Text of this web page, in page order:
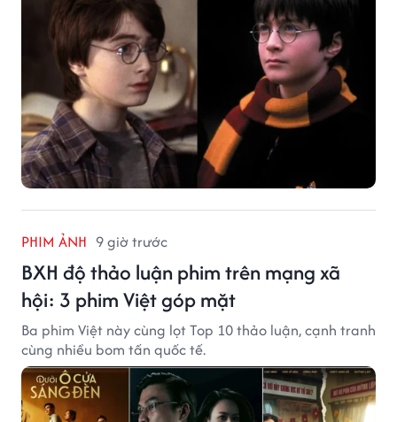
PHIM ẢNH 9 giờ trước
BXH độ thảo luận phim trên mạng xã
hội: 3 phim Việt góp mặt
Ba phim Việt này cùng lọt Top 10 thảo luận, cạnh tranh
cùng nhiều bom tấn quốc tế.